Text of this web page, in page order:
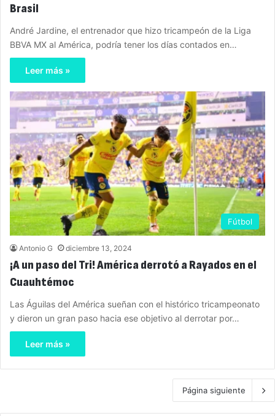
Brasil
André Jardine, el entrenador que hizo tricampeón de la Liga
BBVA MX al América, podría tener los días contados en…
Leer más »
Fútbol
Antonio G diciembre 13, 2024
¡A un paso del Tri! América derrotó a Rayados en el
Cuauhtémoc
Las Águilas del América sueñan con el histórico tricampeonato
y dieron un gran paso hacia ese objetivo al derrotar por…
Leer más »
Página siguiente